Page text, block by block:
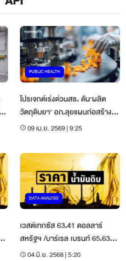
PUBLIC HEALTH
โปรเจกต์เร่งด่วนสธ. ดัน‘ผลิต
วัตถุดิบยา’ อภ.ลุยแผนก่อสร้าง 2
โรงงาน
09 เม.ย. 2569 | 9:25
DATA ANALYSIS
เวสต์เทกซัส 63.41 ดอลลาร์
สหรัฐฯ /บาร์เรล เบรนท์ 65.63
ดอลลาร์สหรัฐฯ /บาร์เรล
04 มิ.ย. 2568 | 5:20